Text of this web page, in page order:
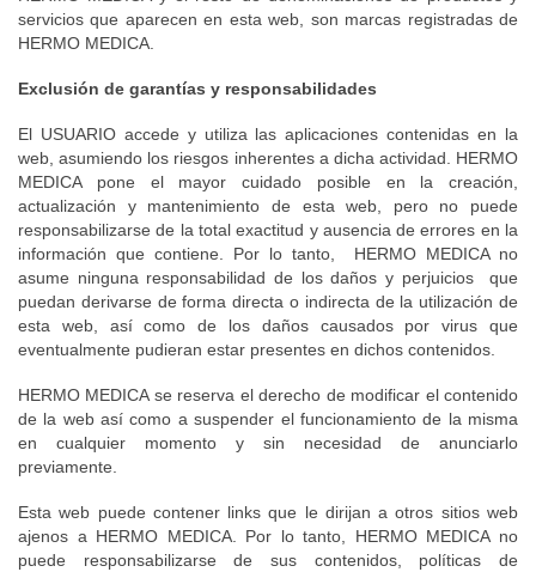
servicios que aparecen en esta web, son marcas registradas de
HERMO MEDICA.
Exclusión de garantías y responsabilidades
El USUARIO accede y utiliza las aplicaciones contenidas en la
web, asumiendo los riesgos inherentes a dicha actividad. HERMO
MEDICA pone el mayor cuidado posible en la creación,
actualización y mantenimiento de esta web, pero no puede
responsabilizarse de la total exactitud y ausencia de errores en la
información que contiene. Por lo tanto, HERMO MEDICA no
asume ninguna responsabilidad de los daños y perjuicios que
puedan derivarse de forma directa o indirecta de la utilización de
esta web, así como de los daños causados por virus que
eventualmente pudieran estar presentes en dichos contenidos.
HERMO MEDICA se reserva el derecho de modificar el contenido
de la web así como a suspender el funcionamiento de la misma
en cualquier momento y sin necesidad de anunciarlo
previamente.
Esta web puede contener links que le dirijan a otros sitios web
ajenos a HERMO MEDICA. Por lo tanto, HERMO MEDICA no
puede responsabilizarse de sus contenidos, políticas de